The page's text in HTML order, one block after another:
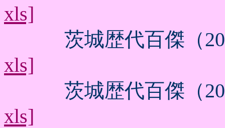
xls]
茨城歴代百傑（
xls]
茨城歴代百傑（
xls]